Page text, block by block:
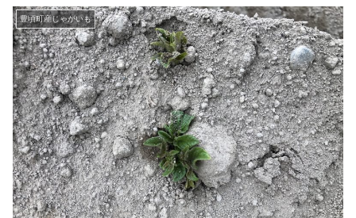
豊頃町産じゃがいも